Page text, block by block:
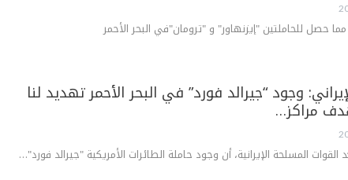
حصل للحاملتين "إيزنهاور" و "ترومان"في البحر الأحمر
وجود “جيرالد فورد” في البحر الأحمر تهديد لنا
مراكز…
القوات المسلحة الإيرانية، أن وجود حاملة الطائرات الأمريكية "جيرالد فورد"…